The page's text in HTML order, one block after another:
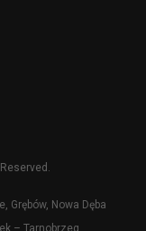
Grębów, Nowa Dęba
– Tarnobrzeg